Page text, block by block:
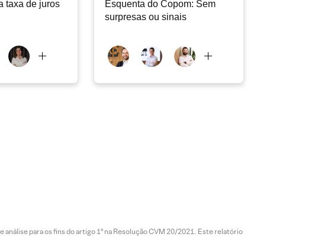
taxa de juros
Esquenta do Copom: Sem
surpresas ou sinais
para os fins do artigo 1º na Resolução CVM 20/2021. Este relatório